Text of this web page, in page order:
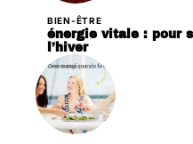
BIEN-ÊTRE
énergie vitale : pour
l’hiver